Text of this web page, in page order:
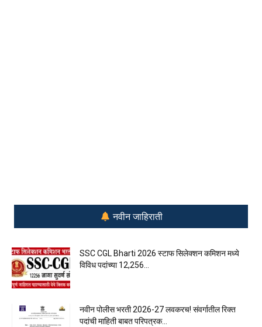
नवीन जाहिराती
SSC CGL Bharti 2026 स्टाफ सिलेक्शन कमिशन मध्ये
विविध पदांच्या 12,256...
नवीन पोलीस भरती 2026-27 लवकरच! संवर्गातील रिक्त
पदांची माहिती बाबत परिपत्रक...